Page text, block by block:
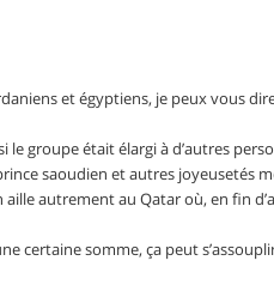
et égyptiens, je peux vous
le groupe était élargi à d’autres
saoudien et autres joyeusetés
aille autrement au Qatar où, en fin
certaine somme, ça peut